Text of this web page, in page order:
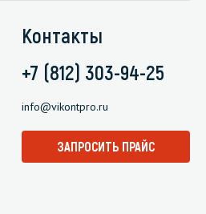
Контакты
+7 (812) 303-94-25
info@vikontpro.ru
ЗАПРОСИТЬ ПРАЙС